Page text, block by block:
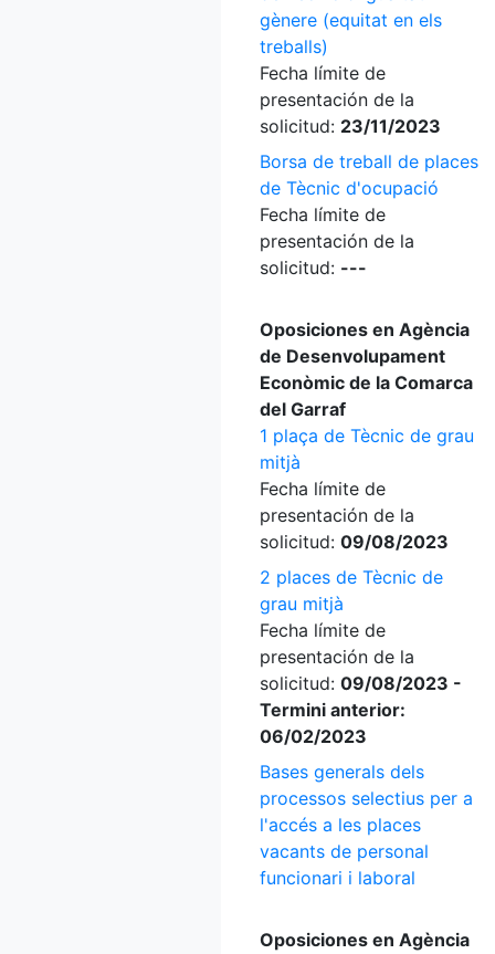
gènere (equitat en els
treballs)
Fecha límite de
presentación de la
solicitud: 23/11/2023
Borsa de treball de places
de Tècnic d'ocupació
Fecha límite de
presentación de la
solicitud: ---
Oposiciones en Agència
de Desenvolupament
Econòmic de la Comarca
del Garraf
1 plaça de Tècnic de grau
mitjà
Fecha límite de
presentación de la
solicitud: 09/08/2023
2 places de Tècnic de
grau mitjà
Fecha límite de
presentación de la
solicitud: 09/08/2023 -
Termini anterior:
06/02/2023
Bases generals dels
processos selectius per a
l'accés a les places
vacants de personal
funcionari i laboral
Oposiciones en Agència